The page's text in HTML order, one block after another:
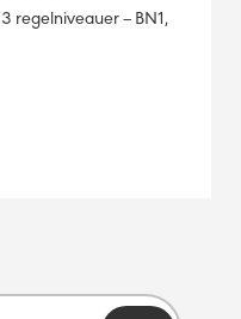
regelniveauer – BN1,